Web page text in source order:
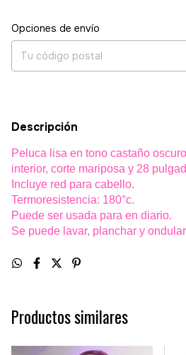
Entregas para el CP:
Opciones de envío
Descripción
Peluca lisa en tono castaño
interior, corte mariposa y 28
Incluye red para cabello.
Termoresistencia: 180°c.
Puede ser usada para en diario.
Se puede lavar, planchar y
Productos similares